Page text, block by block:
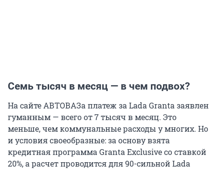
Семь тысяч в месяц — в чем подвох?
На сайте АВТОВАЗа платеж за Lada Granta заявлен
гуманным — всего от 7 тысяч в месяц. Это
меньше, чем коммунальные расходы у многих. Но
и условия своеобразные: за основу взята
кредитная программа Granta Exclusive со ставкой
20%, а расчет проводится для 90-сильной Lada